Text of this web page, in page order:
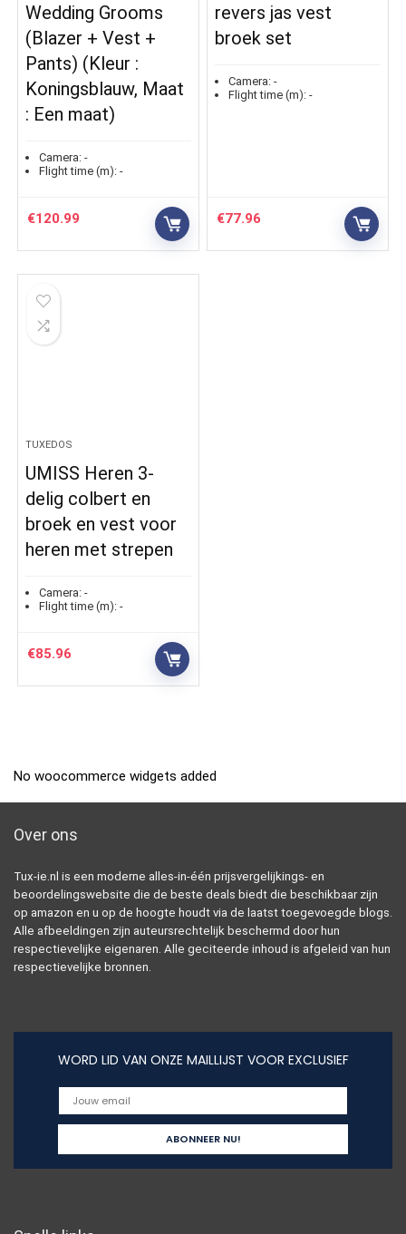
Wedding Grooms
(Blazer + Vest +
Pants) (Kleur :
Koningsblauw, Maat
: Een maat)
Camera: -
Flight time (m): -
€120.99
revers jas vest
broek set
Camera: -
Flight time (m): -
€77.96
TUXEDOS
UMISS Heren 3-
delig colbert en
broek en vest voor
heren met strepen
Camera: -
Flight time (m): -
€85.96
No woocommerce widgets added
Over ons
Tux-ie.nl is een moderne alles-in-één prijsvergelijkings- en
beoordelingswebsite die de beste deals biedt die beschikbaar zijn
op amazon en u op de hoogte houdt via de laatst toegevoegde blogs.
Alle afbeeldingen zijn auteursrechtelijk beschermd door hun
respectievelijke eigenaren. Alle geciteerde inhoud is afgeleid van hun
respectievelijke bronnen.
WORD LID VAN ONZE MAILLIJST VOOR EXCLUSIEF